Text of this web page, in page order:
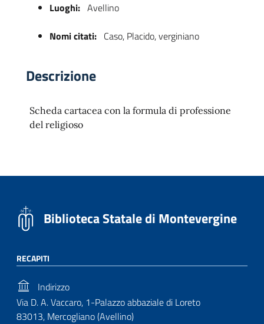
Luoghi: Avellino
Nomi citati: Caso, Placido, verginiano
Descrizione
Scheda cartacea con la formula di professione
del religioso
Biblioteca Statale di Montevergine
RECAPITI
Indirizzo
Via D. A. Vaccaro, 1-Palazzo abbaziale di Loreto
83013, Mercogliano (Avellino)